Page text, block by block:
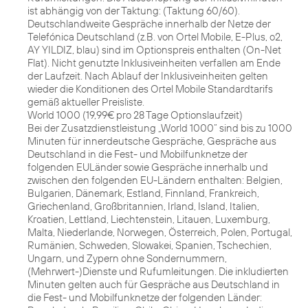
ist abhängig von der Taktung: (Taktung 60/60).
Deutschlandweite Gespräche innerhalb der Netze der
Telefónica Deutschland (z.B. von Ortel Mobile, E-Plus, o2,
AY YILDIZ, blau) sind im Optionspreis enthalten (On-Net
Flat). Nicht genutzte Inklusiveinheiten verfallen am Ende
der Laufzeit. Nach Ablauf der Inklusiveinheiten gelten
wieder die Konditionen des Ortel Mobile Standardtarifs
gemäß aktueller Preisliste.
World 1000 (19,99€ pro 28 Tage Optionslaufzeit)
Bei der Zusatzdienstleistung „World 1000“ sind bis zu 1000
Minuten für innerdeutsche Gespräche, Gespräche aus
Deutschland in die Fest- und Mobilfunknetze der
folgenden EULänder sowie Gespräche innerhalb und
zwischen den folgenden EU-Ländern enthalten: Belgien,
Bulgarien, Dänemark, Estland, Finnland, Frankreich,
Griechenland, Großbritannien, Irland, Island, Italien,
Kroatien, Lettland, Liechtenstein, Litauen, Luxemburg,
Malta, Niederlande, Norwegen, Österreich, Polen, Portugal,
Rumänien, Schweden, Slowakei, Spanien, Tschechien,
Ungarn, und Zypern ohne Sondernummern,
(Mehrwert-)Dienste und Rufumleitungen. Die inkludierten
Minuten gelten auch für Gespräche aus Deutschland in
die Fest- und Mobilfunknetze der folgenden Länder: